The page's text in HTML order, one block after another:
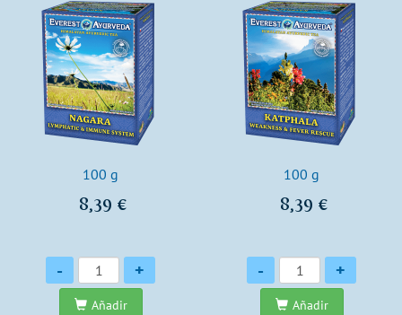
100 g
8,39 €
Cantidad
- +
Añadir
100 g
8,39 €
Cantidad
- +
Añadir